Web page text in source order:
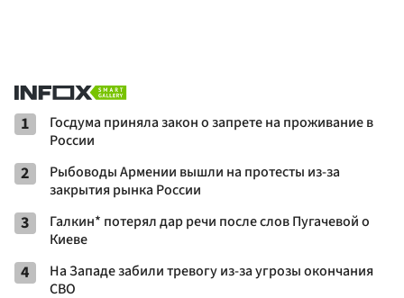
1
Госдума приняла закон о запрете на проживание в
России
2
Рыбоводы Армении вышли на протесты из-за
закрытия рынка России
3
Галкин* потерял дар речи после слов Пугачевой о
Киеве
4
На Западе забили тревогу из-за угрозы окончания
СВО